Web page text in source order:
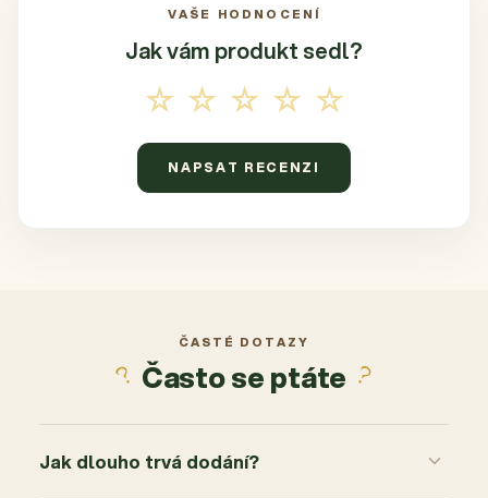
VAŠE HODNOCENÍ
Jak vám produkt sedl?
☆☆☆☆☆
NAPSAT RECENZI
ČASTÉ DOTAZY
Často se ptáte
Jak dlouho trvá dodání?